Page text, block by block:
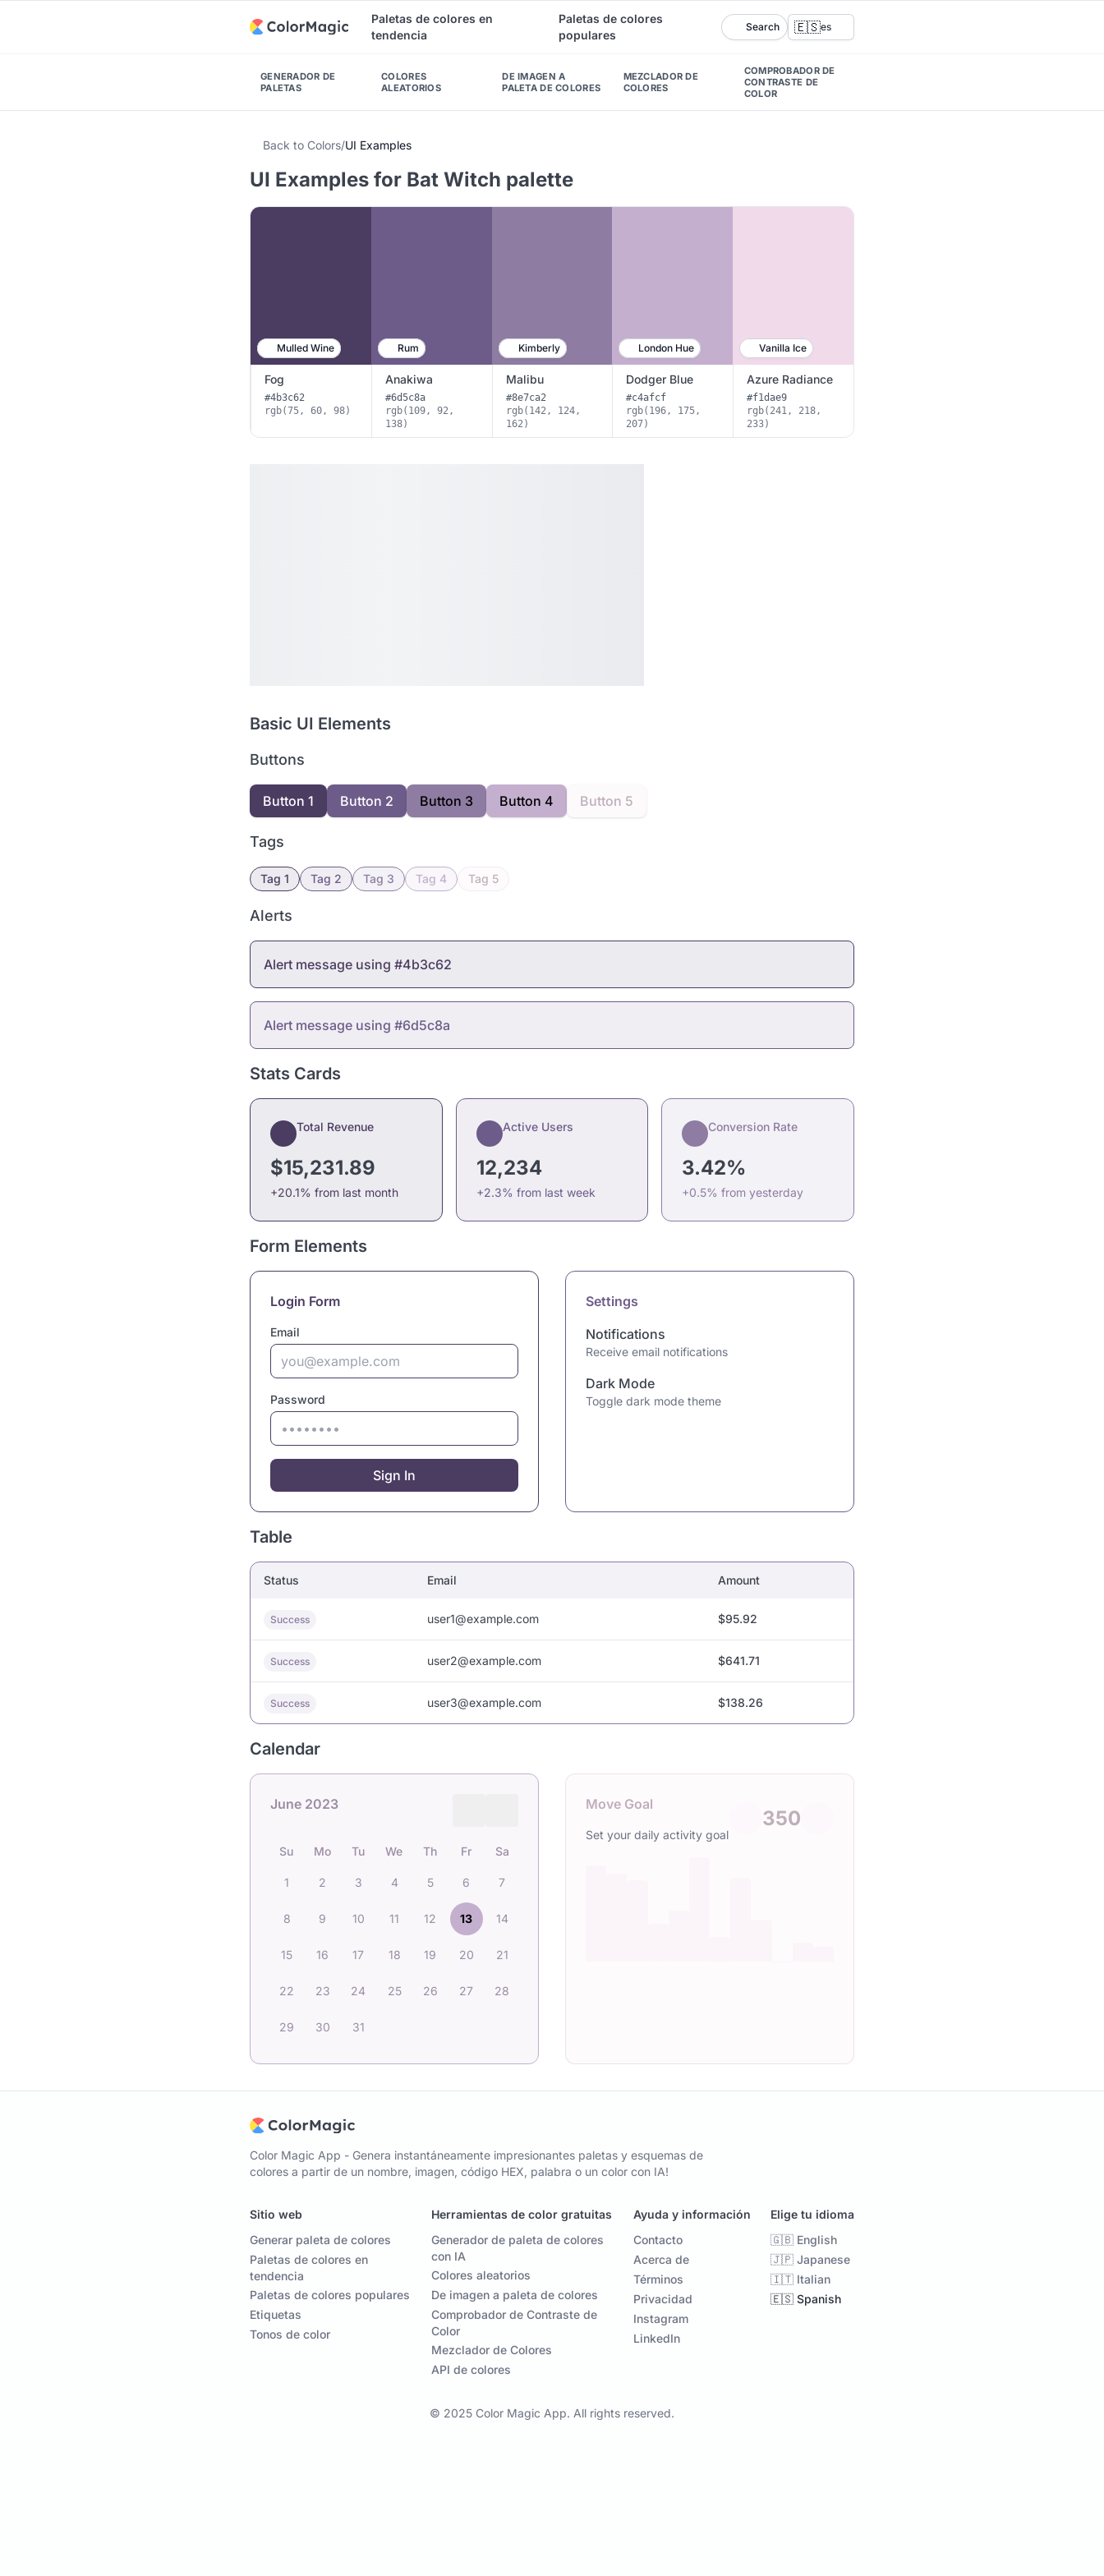
Paletas de colores en
tendencia
Paletas de colores
populares
Search 🇪🇸es
GENERADOR DE
PALETAS
COLORES
ALEATORIOS
DE IMAGEN A
PALETA DE COLORES
MEZCLADOR DE
COLORES
COMPROBADOR DE
CONTRASTE DE
COLOR
Back to Colors/UI Examples
UI Examples for Bat Witch palette
Mulled Wine Rum Kimberly London Hue Vanilla Ice
Fog
#4b3c62
rgb(75, 60, 98)
Anakiwa
#6d5c8a
rgb(109, 92,
138)
Malibu
#8e7ca2
rgb(142, 124,
162)
Dodger Blue
#c4afcf
rgb(196, 175,
207)
Azure Radiance
#f1dae9
rgb(241, 218,
233)
Basic UI Elements
Buttons
Button 1 Button 2 Button 3 Button 4 Button 5
Tags
Tag 1 Tag 2 Tag 3 Tag 4 Tag 5
Alerts
Alert message using #4b3c62
Alert message using #6d5c8a
Stats Cards
Total Revenue
$15,231.89
+20.1% from last month
Active Users
12,234
+2.3% from last week
Conversion Rate
3.42%
+0.5% from yesterday
Form Elements
Login Form
Email
Password
Sign In
Settings
Notifications
Receive email notifications
Dark Mode
Toggle dark mode theme
Table
Status Email Amount
Success user1@example.com $95.92
Success user2@example.com $641.71
Success user3@example.com $138.26
Calendar
June 2023
Su Mo Tu We Th Fr Sa
1 2 3 4 5 6 7
8 9 10 11 12 13 14
15 16 17 18 19 20 21
22 23 24 25 26 27 28
29 30 31
Move Goal
Set your daily activity goal
350
Color Magic App - Genera instantáneamente impresionantes paletas y esquemas de
colores a partir de un nombre, imagen, código HEX, palabra o un color con IA!
Sitio web
Generar paleta de colores
Paletas de colores en
tendencia
Paletas de colores populares
Etiquetas
Tonos de color
Herramientas de color gratuitas
Generador de paleta de colores
con IA
Colores aleatorios
De imagen a paleta de colores
Comprobador de Contraste de
Color
Mezclador de Colores
API de colores
Ayuda y información
Contacto
Acerca de
Términos
Privacidad
Instagram
LinkedIn
Elige tu idioma
🇬🇧 English
🇯🇵 Japanese
🇮🇹 Italian
🇪🇸 Spanish
© 2025 Color Magic App. All rights reserved.